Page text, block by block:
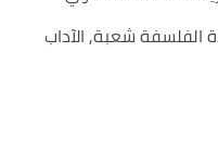
الفلسفة شعبة, الآداب